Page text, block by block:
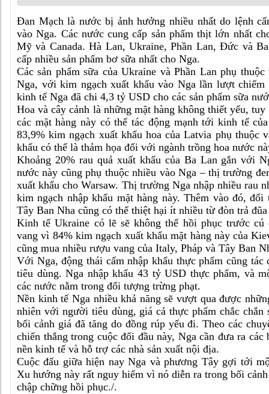
Đan Mạch là nước bị ảnh hưởng nhiều nhất do lệnh
vào Nga. Các nước cung cấp sản phẩm thịt lớn nhất
Mỹ và Canada. Hà Lan, Ukraine, Phần Lan, Đức và
cấp nhiều sản phẩm bơ sữa nhất cho Nga.
Các sản phẩm sữa của Ukraine và Phần Lan phụ
Nga, với kim ngạch xuất khẩu vào Nga lần lượt chiếm
kinh tế Nga đã chi 4,3 tỷ USD cho các sản phẩm sữa
Hoa và cây cảnh là những mặt hàng không thiết yếu,
các mặt hàng này có thể tác động mạnh tới kinh tế
83,9% kim ngạch xuất khẩu hoa của Latvia phụ thuộc
khẩu có thể là thảm họa đối với ngành trồng hoa nước
Khoảng 20% rau quả xuất khẩu của Ba Lan gắn với
nước này cũng phụ thuộc nhiều vào Nga – thị trường
xuất khẩu cho Warsaw. Thị trường Nga nhập nhiều rau
kim ngạch nhập khẩu mặt hàng này. Thêm vào đó,
Tây Ban Nha cũng có thể thiệt hại ít nhiều từ đòn trả
Kinh tế Ukraine có lẽ sẽ không thể hồi phục trước cú
vang vì 84% kim ngạch xuất khẩu mặt hàng này của
cũng mua nhiều rượu vang của Italy, Pháp và Tây Ban
Với Nga, động thái cấm nhập khẩu thực phẩm cũng
tiêu dùng. Nga nhập khẩu 43 tỷ USD thực phẩm, và
các nước nằm trong đối tượng trừng phạt.
Nền kinh tế Nga nhiều khả năng sẽ vượt qua được
nhiên với người tiêu dùng, giá cả thực phẩm chắc chắn
bối cảnh giá đã tăng do đồng rúp yếu đi. Theo các
chiến thắng trong cuộc đối đầu này, Nga cần đưa ra các
nền kinh tế và hỗ trợ các nhà sản xuất nội địa.
Cuộc đấu giữa hiện nay Nga và phương Tây gợi tới
Xu hướng này rất nguy hiểm vì nó diễn ra trong bối
chập chững hồi phục./.